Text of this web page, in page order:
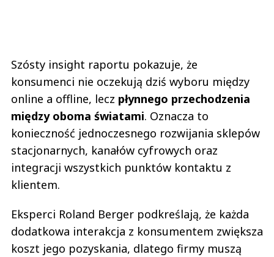
Szósty insight raportu pokazuje, że
konsumenci nie oczekują dziś wyboru między
online a offline, lecz płynnego przechodzenia
między oboma światami. Oznacza to
konieczność jednoczesnego rozwijania sklepów
stacjonarnych, kanałów cyfrowych oraz
integracji wszystkich punktów kontaktu z
klientem.
Eksperci Roland Berger podkreślają, że każda
dodatkowa interakcja z konsumentem zwiększa
koszt jego pozyskania, dlatego firmy muszą